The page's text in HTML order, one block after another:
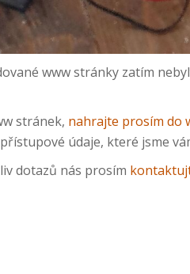
www stránky zatím
stránek, nahrajte prosím do
údaje, které jsme
dotazů nás prosím